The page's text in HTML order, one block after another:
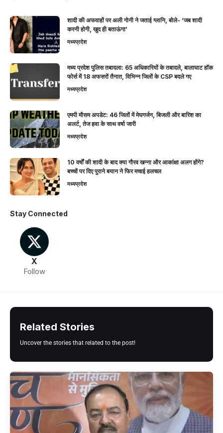
शादी की अफवाहों पर अली गोनी ने जताई ग्लानि, बोले- ‘जब शादी
करनी होगी, खुद ही बताऊंगा’
मध्यप्रदेश
मध्य प्रदेश पुलिस तबादला: 65 अधिकारियों के तबादले, बालाघाट हॉक
फोर्स में 18 अफसरों तैनात, विभिन्न जिलों के CSP बदले गए
मध्यप्रदेश
एमपी मौसम अपडेट: 46 जिलों में मेघगर्जन, बिजली और बारिश का
अलर्ट, तेज हवा के साथ वर्षा जारी
मध्यप्रदेश
10 वर्षों की शादी के बाद क्या गौरव खन्ना और आकांक्षा अलग होंगे?
बच्चों पर दिए पुराने बयान ने फिर मचाई हलचल
मध्यप्रदेश
Stay Connected
X
Follow
Related Stories
Uncover the stories that related to the post!